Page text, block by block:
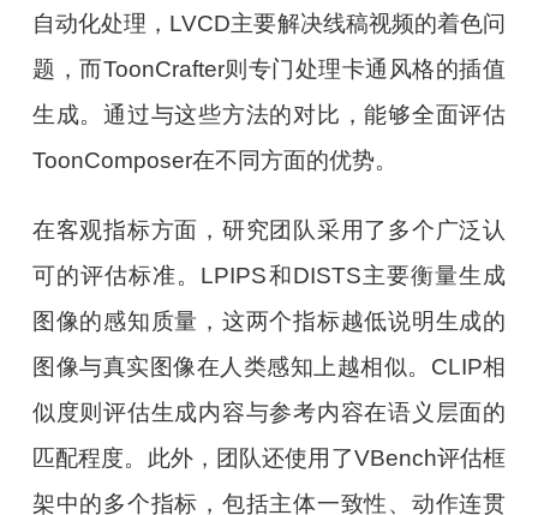
自动化处理，LVCD主要解决线稿视频的着色问
题，而ToonCrafter则专门处理卡通风格的插值
生成。通过与这些方法的对比，能够全面评估
ToonComposer在不同方面的优势。
在客观指标方面，研究团队采用了多个广泛认
可的评估标准。LPIPS和DISTS主要衡量生成
图像的感知质量，这两个指标越低说明生成的
图像与真实图像在人类感知上越相似。CLIP相
似度则评估生成内容与参考内容在语义层面的
匹配程度。此外，团队还使用了VBench评估框
架中的多个指标，包括主体一致性、动作连贯